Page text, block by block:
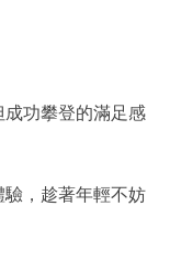
功攀登的滿足感
，趁著年輕不妨